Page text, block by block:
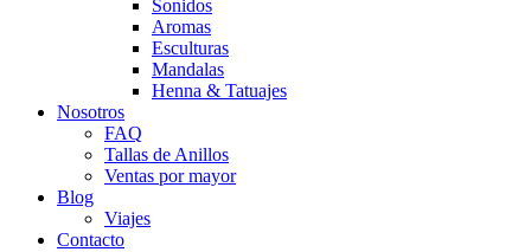
Sonidos
Aromas
Esculturas
Mandalas
Henna & Tatuajes
Nosotros
FAQ
Tallas de Anillos
Ventas por mayor
Blog
Viajes
Contacto